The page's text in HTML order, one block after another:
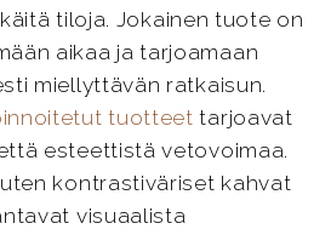
tiloja. Jokainen tuote on
aikaa ja tarjoamaan
miellyttävän ratkaisun.
tuotteet tarjoavat
esteettistä vetovoimaa.
kontrastiväriset kahvat
visuaalista